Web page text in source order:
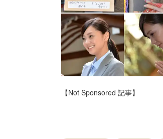
【Not Sponsored 記事】